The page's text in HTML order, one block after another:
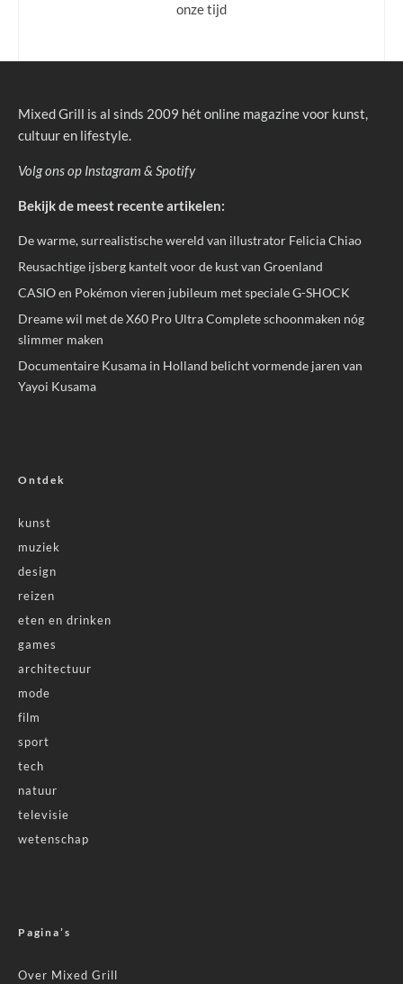
onze tijd
Mixed Grill is al sinds 2009 hét online magazine voor kunst,
cultuur en lifestyle.
Volg ons op Instagram & Spotify
Bekijk de meest recente artikelen:
De warme, surrealistische wereld van illustrator Felicia Chiao
Reusachtige ijsberg kantelt voor de kust van Groenland
CASIO en Pokémon vieren jubileum met speciale G-SHOCK
Dreame wil met de X60 Pro Ultra Complete schoonmaken nóg
slimmer maken
Documentaire Kusama in Holland belicht vormende jaren van
Yayoi Kusama
Ontdek
kunst
muziek
design
reizen
eten en drinken
games
architectuur
mode
film
sport
tech
natuur
televisie
wetenschap
Pagina’s
Over Mixed Grill